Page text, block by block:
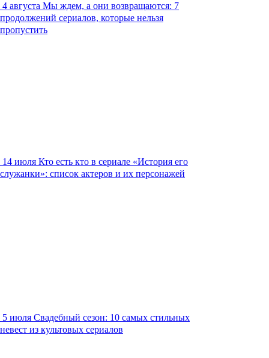
4 августа Мы ждем, а они возвращаются: 7
продолжений сериалов, которые нельзя
пропустить
14 июля Кто есть кто в сериале «История его
служанки»: список актеров и их персонажей
5 июля Свадебный сезон: 10 самых стильных
невест из культовых сериалов